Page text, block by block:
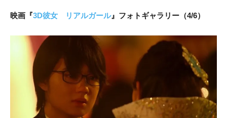
映画『3D彼女 リアルガール』フォトギャラリー（4/6）